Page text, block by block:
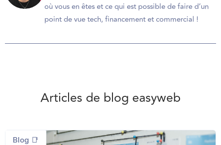
où vous en êtes et ce qui est possible de faire d’un
point de vue tech, financement et commercial !
Articles de blog easyweb
Blog 📑